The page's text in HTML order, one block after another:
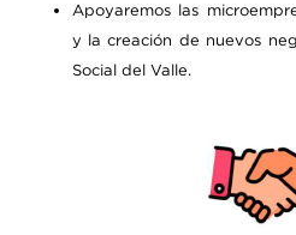
Apoyaremos las
y la creación de nuevos
Social del Valle.